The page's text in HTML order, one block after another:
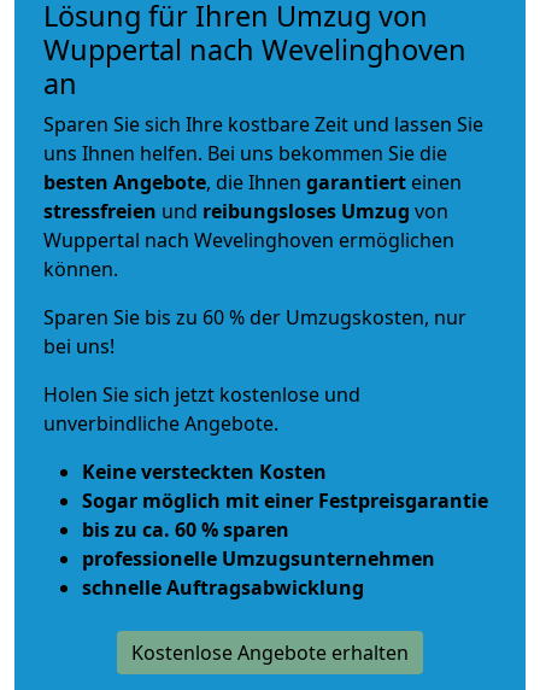
Lösung für Ihren Umzug von
Wuppertal nach Wevelinghoven
an
Sparen Sie sich Ihre kostbare Zeit und lassen Sie
uns Ihnen helfen. Bei uns bekommen Sie die
besten Angebote, die Ihnen garantiert einen
stressfreien und reibungsloses Umzug von
Wuppertal nach Wevelinghoven ermöglichen
können.
Sparen Sie bis zu 60 % der Umzugskosten, nur
bei uns!
Holen Sie sich jetzt kostenlose und
unverbindliche Angebote.
Keine versteckten Kosten
Sogar möglich mit einer Festpreisgarantie
bis zu ca. 60 % sparen
professionelle Umzugsunternehmen
schnelle Auftragsabwicklung
Kostenlose Angebote erhalten